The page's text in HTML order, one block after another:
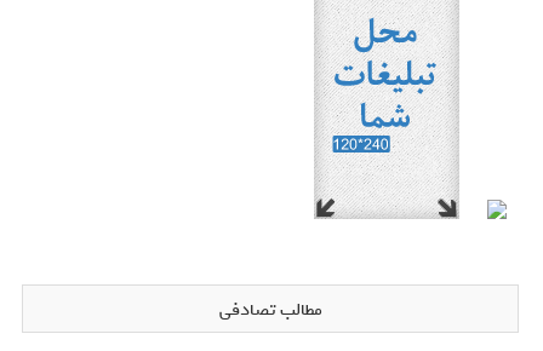
مطالب تصادفی